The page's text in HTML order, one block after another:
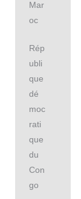
Mar
oc
Rép
ubli
que
dé
moc
rati
que
du
Con
go